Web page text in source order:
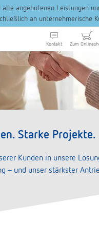
angebotenen Leistungen
an unternehmerische
Kontakt Zum
Starke Projekte.
Kunden in unsere
– und unser stärkster